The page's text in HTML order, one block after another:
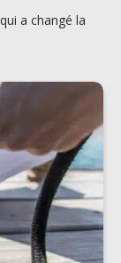
a changé la